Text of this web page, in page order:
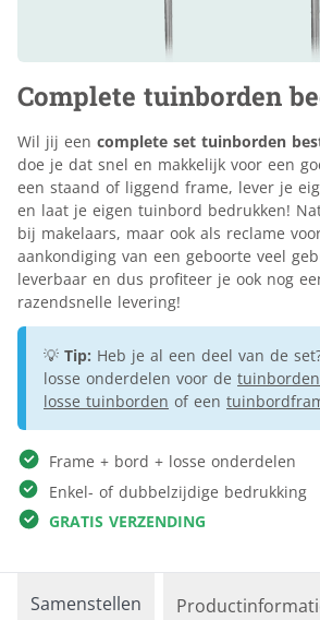
Complete tuinborden
Wil jij een complete set tuinborden
doe je dat snel en makkelijk voor een
een staand of liggend frame, lever je
en laat je eigen tuinbord bedrukken!
bij makelaars, maar ook als reclame
aankondiging van een geboorte veel
leverbaar en dus profiteer je ook nog
razendsnelle levering!
💡 Tip: Heb je al een deel van de
losse onderdelen voor de
losse tuinborden of een
Frame + bord + losse onderdelen
Enkel- of dubbelzijdige bedrukking
GRATIS VERZENDING
Samenstellen